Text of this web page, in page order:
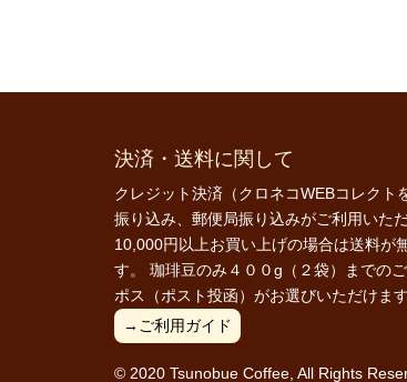
決済・送料に関して
クレジット決済（クロネコWEBコレクト
振り込み、郵便局振り込みがご利用いただ
10,000円以上お買い上げの場合は送料が
す。 珈琲豆のみ４００g（２袋）までの
ポス（ポスト投函）がお選びいただけます
→ご利用ガイド
© 2020 Tsunobue Coffee, All Rights